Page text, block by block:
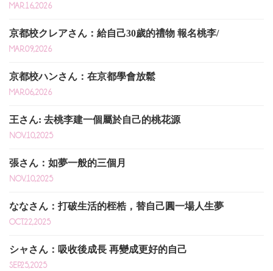
MAR.16,2026
京都校クレアさん：給自己30歲的禮物 報名桃李/
MAR.09,2026
京都校ハンさん：在京都學會放鬆
MAR.06,2026
王さん: 去桃李建一個屬於自己的桃花源
NOV.10,2025
張さん：如夢一般的三個月
NOV.10,2025
ななさん：打破生活的桎梏，替自己圓一場人生夢
OCT.22,2025
シャさん：吸收後成長 再變成更好的自己
SEP.25,2025